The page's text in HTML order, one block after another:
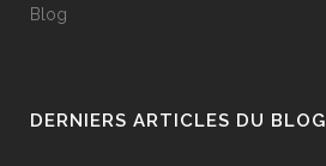
Blog
DERNIERS ARTICLES DU BLOG